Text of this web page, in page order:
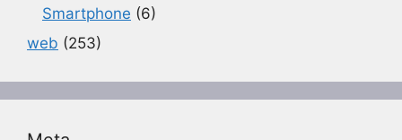
Smartphone (6)
web (253)